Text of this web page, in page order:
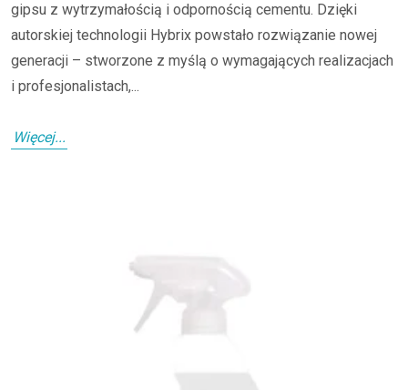
gipsu z wytrzymałością i odpornością cementu. Dzięki
autorskiej technologii Hybrix powstało rozwiązanie nowej
generacji – stworzone z myślą o wymagających realizacjach
i profesjonalistach,...
Więcej...